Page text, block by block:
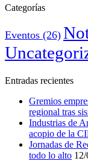
Categorías
Eventos (26)
Entradas recientes
Gremios
regional tras
Industrias de
acopio de la
Jornadas de
todo lo alto